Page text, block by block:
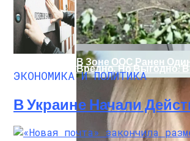
На Какую Зарплату
Вредно, Но Выгодно:
В Зоне ООС Ранен
ЭКОНОМИКА И ПОЛИТИКА
В Украине Начали